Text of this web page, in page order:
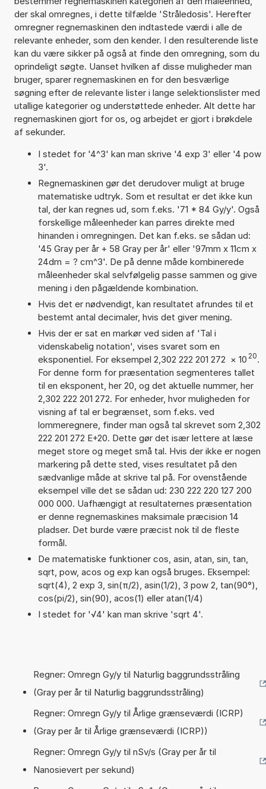
der skal omregnes, i dette tilfælde 'Stråledosis'. Herefter
omregner regnemaskinen den indtastede værdi i alle de
relevante enheder, som den kender. I den resulterende liste
kan du være sikker på også at finde den omregning, som du
oprindeligt søgte. Uanset hvilken af disse muligheder man
bruger, sparer regnemaskinen en for den besværlige
søgning efter de relevante lister i lange selektionslister med
utallige kategorier og understøttede enheder. Alt dette har
regnemaskinen gjort for os, og arbejdet er gjort i brøkdele
af sekunder.
I stedet for '4^3' kan man skrive '4 exp 3' eller '4 pow
3'.
Regnemaskinen gør det derudover muligt at bruge
matematiske udtryk. Som et resultat er det ikke kun
tal, der kan regnes ud, som f.eks. '71 * 84 Gy/y'. Også
forskellige måleenheder kan parres direkte med
hinanden i omregningen. Det kan f.eks. se sådan ud:
'45 Gray per år + 58 Gray per år' eller '97mm x 11cm x
24dm = ? cm^3'. De på denne måde kombinerede
måleenheder skal selvfølgelig passe sammen og give
mening i den pågældende kombination.
Hvis det er nødvendigt, kan resultatet afrundes til et
bestemt antal decimaler, hvis det giver mening.
Hvis der er sat en markør ved siden af 'Tal i
videnskabelig notation', vises svaret som en
eksponentiel. For eksempel 2,302 222 201 272 × 10 20.
For denne form for præsentation segmenteres tallet
til en eksponent, her 20, og det aktuelle nummer, her
2,302 222 201 272. For enheder, hvor muligheden for
visning af tal er begrænset, som f.eks. ved
lommeregnere, finder man også tal skrevet som 2,302
222 201 272 E+20. Dette gør det især lettere at læse
meget store og meget små tal. Hvis der ikke er nogen
markering på dette sted, vises resultatet på den
sædvanlige måde at skrive tal på. For ovenstående
eksempel ville det se sådan ud: 230 222 220 127 200
000 000. Uafhængigt at resultaternes præsentation
er denne regnemaskines maksimale præcision 14
pladser. Det burde være præcist nok til de fleste
formål.
De matematiske funktioner cos, asin, atan, sin, tan,
sqrt, pow, acos og exp kan også bruges. Eksempel:
sqrt(4), 2 exp 3, sin(π/2), asin(1/2), 3 pow 2, tan(90°),
cos(pi/2), sin(90), acos(1) eller atan(1/4)
I stedet for '√4' kan man skrive 'sqrt 4'.
Regner: Omregn Gy/y til Naturlig baggrundsstråling
(Gray per år til Naturlig baggrundsstråling)
Regner: Omregn Gy/y til Årlige grænseværdi (ICRP)
(Gray per år til Årlige grænseværdi (ICRP))
Regner: Omregn Gy/y til nSv/s (Gray per år til
Nanosievert per sekund)